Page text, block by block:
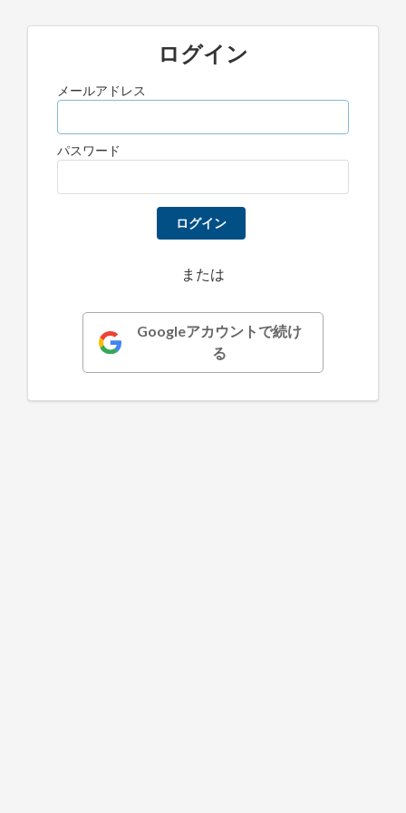
ログイン
メールアドレス
パスワード
ログイン
または
Googleアカウントで続け
る